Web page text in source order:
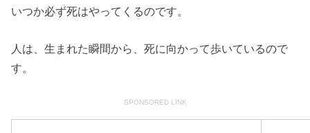
いつか必ず死はやってくるのです。
人は、生まれた瞬間から、死に向かって歩いているので
す。
SPONSORED LINK